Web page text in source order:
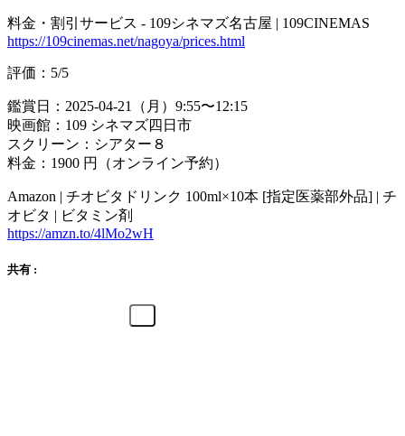
料金・割引サービス - 109シネマズ名古屋 | 109CINEMAS
https://109cinemas.net/nagoya/prices.html
評価：5/5
鑑賞日：2025-04-21（月）9:55〜12:15
映画館：109 シネマズ四日市
スクリーン：シアター８
料金：1900 円（オンライン予約）
Amazon | チオビタドリンク 100ml×10本 [指定医薬部外品] | チ
オビタ | ビタミン剤
https://amzn.to/4lMo2wH
共有 :